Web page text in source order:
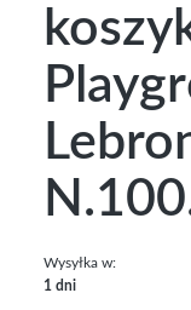
Wysyłka w:
1 dni